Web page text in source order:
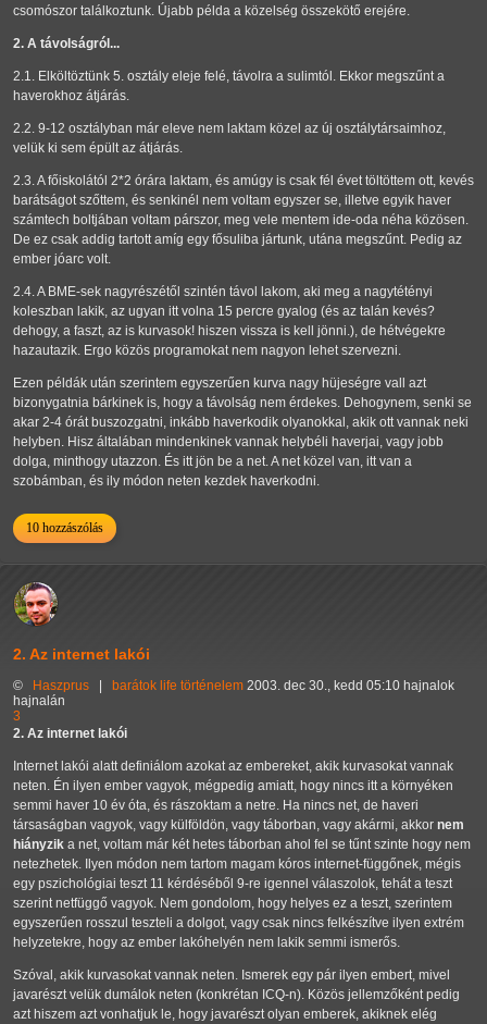
csomószor találkoztunk. Újabb példa a közelség összekötő erejére.
2. A távolságról...
2.1. Elköltöztünk 5. osztály eleje felé, távolra a sulimtól. Ekkor megszűnt a
haverokhoz átjárás.
2.2. 9-12 osztályban már eleve nem laktam közel az új osztálytársaimhoz,
velük ki sem épült az átjárás.
2.3. A főiskolától 2*2 órára laktam, és amúgy is csak fél évet töltöttem ott, kevés
barátságot szőttem, és senkinél nem voltam egyszer se, illetve egyik haver
számtech boltjában voltam párszor, meg vele mentem ide-oda néha közösen.
De ez csak addig tartott amíg egy fősuliba jártunk, utána megszűnt. Pedig az
ember jóarc volt.
2.4. A BME-sek nagyrészétől szintén távol lakom, aki meg a nagytétényi
koleszban lakik, az ugyan itt volna 15 percre gyalog (és az talán kevés?
dehogy, a faszt, az is kurvasok! hiszen vissza is kell jönni.), de hétvégekre
hazautazik. Ergo közös programokat nem nagyon lehet szervezni.
Ezen példák után szerintem egyszerűen kurva nagy hüjeségre vall azt
bizonygatnia bárkinek is, hogy a távolság nem érdekes. Dehogynem, senki se
akar 2-4 órát buszozgatni, inkább haverkodik olyanokkal, akik ott vannak neki
helyben. Hisz általában mindenkinek vannak helybéli haverjai, vagy jobb
dolga, minthogy utazzon. És itt jön be a net. A net közel van, itt van a
szobámban, és ily módon neten kezdek haverkodni.
10 hozzászólás
2. Az internet lakói
© Haszprus | barátok life történelem 2003. dec 30., kedd 05:10 hajnalok
hajnalán
3
2. Az internet lakói
Internet lakói alatt definiálom azokat az embereket, akik kurvasokat vannak
neten. Én ilyen ember vagyok, mégpedig amiatt, hogy nincs itt a környéken
semmi haver 10 év óta, és rászoktam a netre. Ha nincs net, de haveri
társaságban vagyok, vagy külföldön, vagy táborban, vagy akármi, akkor nem
hiányzik a net, voltam már két hetes táborban ahol fel se tűnt szinte hogy nem
netezhetek. Ilyen módon nem tartom magam kóros internet-függőnek, mégis
egy pszichológiai teszt 11 kérdéséből 9-re igennel válaszolok, tehát a teszt
szerint netfüggő vagyok. Nem gondolom, hogy helyes ez a teszt, szerintem
egyszerűen rosszul teszteli a dolgot, vagy csak nincs felkészítve ilyen extrém
helyzetekre, hogy az ember lakóhelyén nem lakik semmi ismerős.
Szóval, akik kurvasokat vannak neten. Ismerek egy pár ilyen embert, mivel
javarészt velük dumálok neten (konkrétan ICQ-n). Közös jellemzőként pedig
azt hiszem azt vonhatjuk le, hogy javarészt olyan emberek, akiknek elég